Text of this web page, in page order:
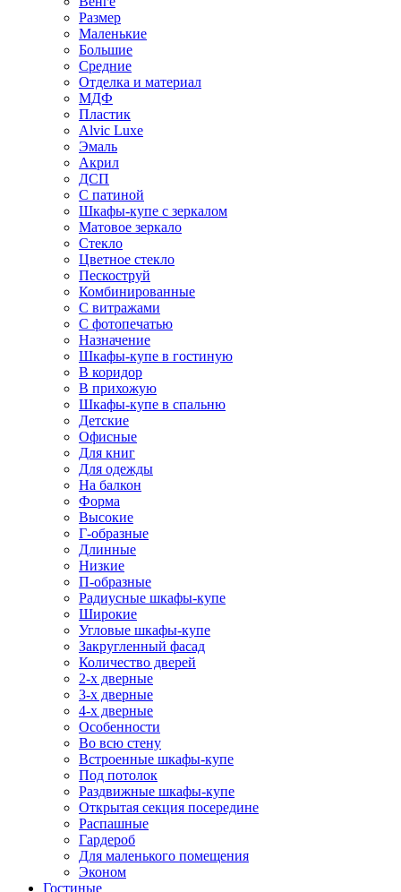
Размер
Маленькие
Большие
Средние
Отделка и материал
МДФ
Пластик
Alvic Luxe
Эмаль
Акрил
ДСП
С патиной
Шкафы-купе с зеркалом
Матовое зеркало
Стекло
Цветное стекло
Пескоструй
Комбинированные
С витражами
С фотопечатью
Назначение
Шкафы-купе в гостиную
В коридор
В прихожую
Шкафы-купе в спальню
Детские
Офисные
Для книг
Для одежды
На балкон
Форма
Высокие
Г-образные
Длинные
Низкие
П-образные
Радиусные шкафы-купе
Широкие
Угловые шкафы-купе
Закругленный фасад
Количество дверей
2-х дверные
3-х дверные
4-х дверные
Особенности
Во всю стену
Встроенные шкафы-купе
Под потолок
Раздвижные шкафы-купе
Открытая секция посередине
Распашные
Гардероб
Для маленького помещения
Эконом
Гостиные